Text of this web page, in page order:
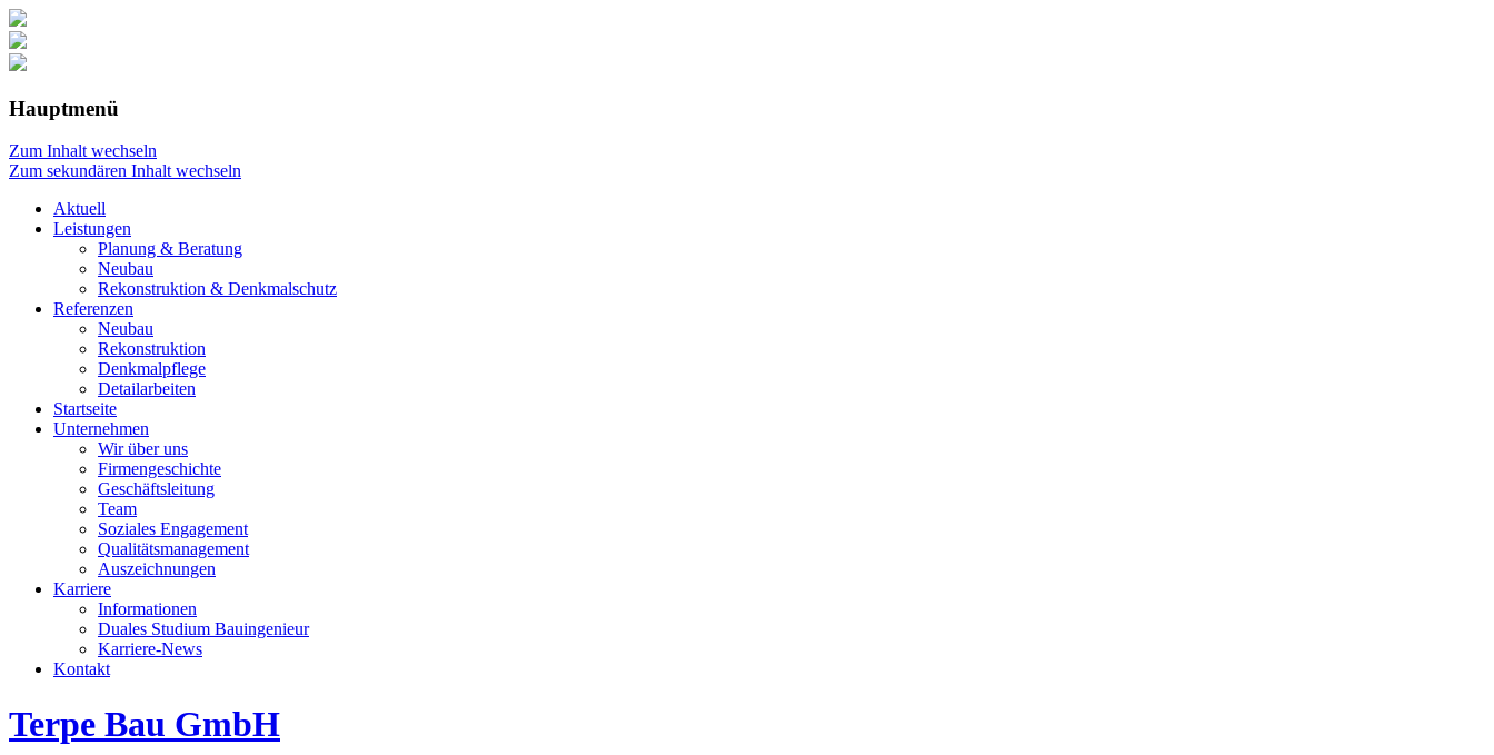
Hauptmenü
Zum Inhalt wechseln
Zum sekundären Inhalt wechseln
Aktuell
Leistungen
Planung & Beratung
Neubau
Rekonstruktion & Denkmalschutz
Referenzen
Neubau
Rekonstruktion
Denkmalpflege
Detailarbeiten
Startseite
Unternehmen
Wir über uns
Firmengeschichte
Geschäftsleitung
Team
Soziales Engagement
Qualitätsmanagement
Auszeichnungen
Karriere
Informationen
Duales Studium Bauingenieur
Karriere-News
Kontakt
Terpe Bau GmbH